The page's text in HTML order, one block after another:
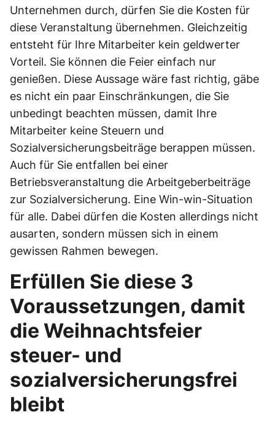
Unternehmen durch, dürfen Sie die Kosten für
diese Veranstaltung übernehmen. Gleichzeitig
entsteht für Ihre Mitarbeiter kein geldwerter
Vorteil. Sie können die Feier einfach nur
genießen. Diese Aussage wäre fast richtig, gäbe
es nicht ein paar Einschränkungen, die Sie
unbedingt beachten müssen, damit Ihre
Mitarbeiter keine Steuern und
Sozialversicherungsbeiträge berappen müssen.
Auch für Sie entfallen bei einer
Betriebsveranstaltung die Arbeitgeberbeiträge
zur Sozialversicherung. Eine Win-win-Situation
für alle. Dabei dürfen die Kosten allerdings nicht
ausarten, sondern müssen sich in einem
gewissen Rahmen bewegen.
Erfüllen Sie diese 3
Voraussetzungen, damit
die Weihnachtsfeier
steuer- und
sozialversicherungsfrei
bleibt